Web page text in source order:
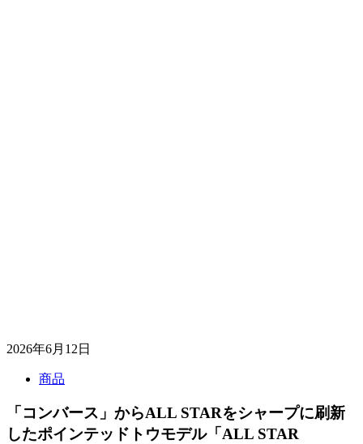
2026年6月12日
商品
「コンバース」からALL STARをシャープに刷新
したポインテッドトウモデル「ALL STAR